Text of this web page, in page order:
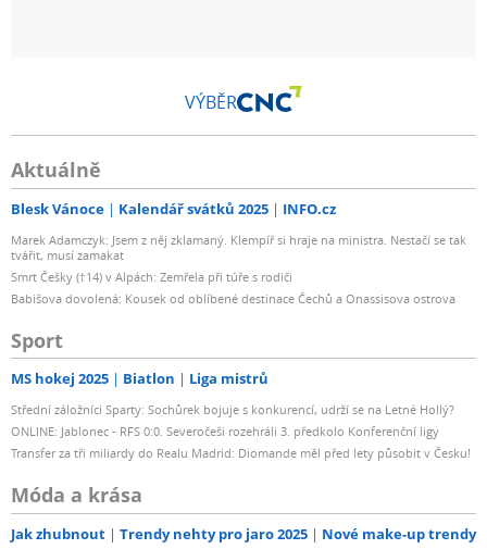
VÝBĚR
Aktuálně
Blesk Vánoce Kalendář svátků 2025 INFO.cz
Marek Adamczyk: Jsem z něj zklamaný. Klempíř si hraje na ministra. Nestačí se tak
tvářit, musí zamakat
Smrt Češky (†14) v Alpách: Zemřela při túře s rodiči
Babišova dovolená: Kousek od oblíbené destinace Čechů a Onassisova ostrova
Sport
MS hokej 2025 Biatlon Liga mistrů
Střední záložníci Sparty: Sochůrek bojuje s konkurencí, udrží se na Letné Hollý?
ONLINE: Jablonec - RFS 0:0. Severočeši rozehráli 3. předkolo Konferenční ligy
Transfer za tři miliardy do Realu Madrid: Diomande měl před lety působit v Česku!
Móda a krása
Jak zhubnout Trendy nehty pro jaro 2025 Nové make-up trendy